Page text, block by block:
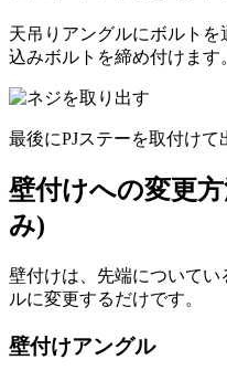
天吊りアングルにボルト
込みボルトを締め付けます
最後にPJステーを取付けて
壁付けへの変更
み)
壁付けは、先端について
ルに変更するだけです。
壁付けアングル